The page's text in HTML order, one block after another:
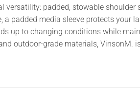
padded, stowable
a padded media sleeve protects your
up to changing conditions while
outdoor-grade materials, VinsonM.